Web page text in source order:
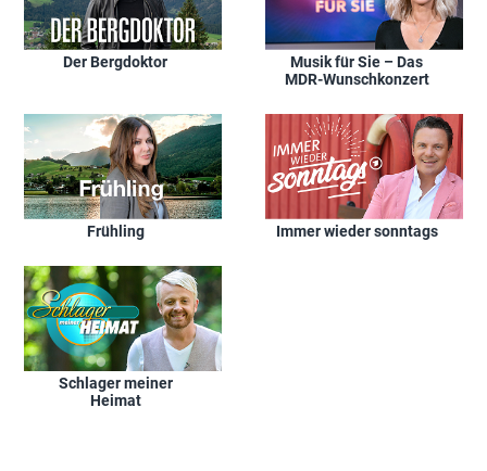
Der Bergdoktor
Musik für Sie – Das
MDR-Wunschkonzert
Frühling Immer wieder sonntags
Schlager meiner
Heimat